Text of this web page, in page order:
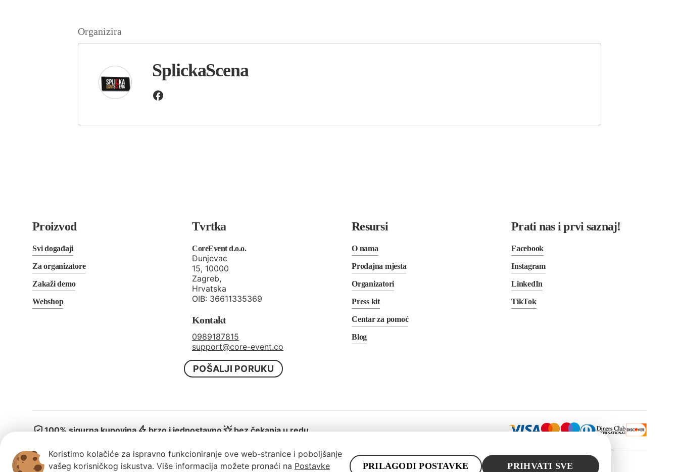
Organizira
SplickaScena
Koristimo kolačiće za ispravno funkcioniranje ove web-stranice i poboljšanje
vašeg korisničkog iskustva. Više informacija možete pronaći na Postavke PRILAGODI POSTAVKE PRIHVATI SVE
Proizvod
Svi događaji
Za organizatore
Zakaži demo
Webshop
Tvrtka
CoreEvent d.o.o.
Dunjevac
15, 10000
Zagreb,
Hrvatska
OIB: 36611335369
Kontakt
0989187815
support@core-event.co
POŠALJI PORUKU
Resursi
O nama
Prodajna mjesta
Organizatori
Press kit
Centar za pomoć
Blog
Prati nas i prvi saznaj!
Facebook
Instagram
LinkedIn
TikTok
100% sigurna kupovina brzo i jednostavno bez čekanja u redu